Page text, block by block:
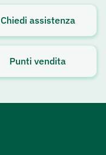
Chiedi assistenza
Punti vendita